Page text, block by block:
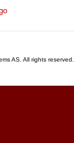
AS. All rights reserved.